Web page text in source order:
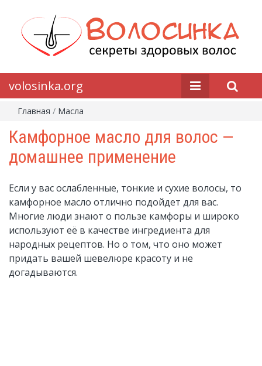
volosinka.org
Главная / Масла
Камфорное масло для волос —
домашнее применение
Если у вас ослабленные, тонкие и сухие волосы, то
камфорное масло отлично подойдет для вас.
Многие люди знают о пользе камфоры и широко
используют её в качестве ингредиента для
народных рецептов. Но о том, что оно может
придать вашей шевелюре красоту и не
догадываются.